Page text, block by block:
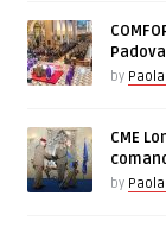
Padova
by
CME
by